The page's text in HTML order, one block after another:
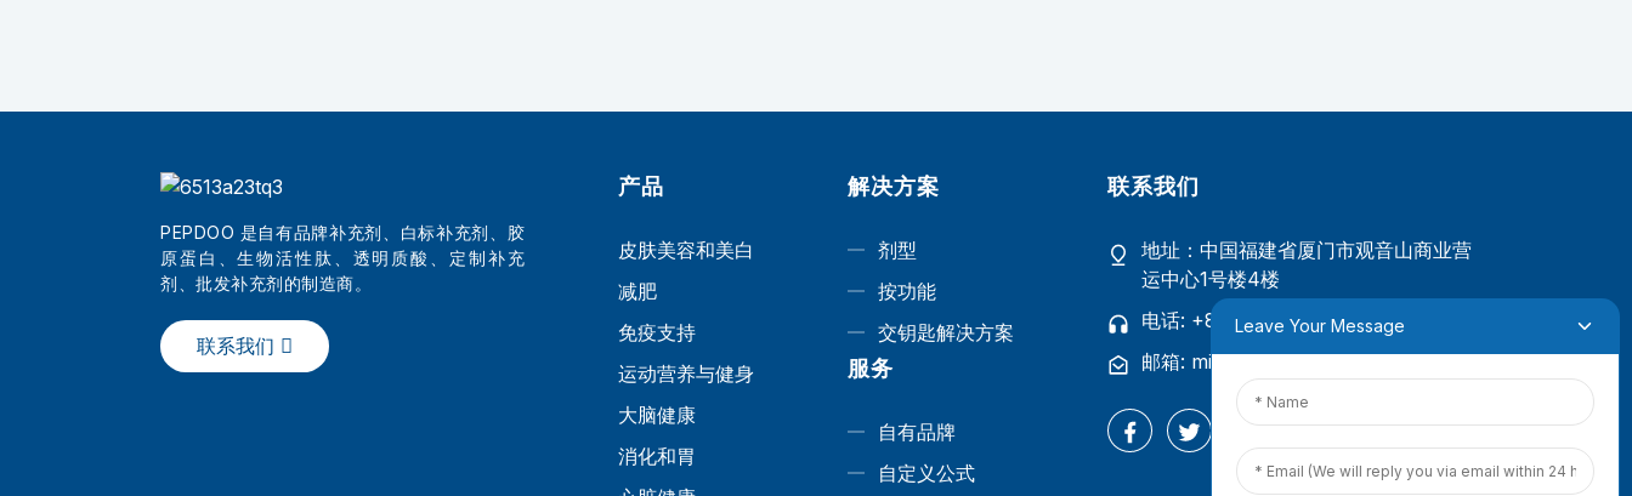
PEPDOO 是自有品牌补充剂、白标补充剂、胶
原蛋白、生物活性肽、透明质酸、定制补充
剂、批发补充剂的制造商。
联系我们
产品
皮肤美容和美白
减肥
免疫支持
运动营养与健身
大脑健康
消化和胃
解决方案
剂型
按功能
交钥匙解决方案
服务
自有品牌
自定义公式
联系我们
地址：中国福建省厦门市观音山商业营
运中心1号楼4楼
电话: +86 18965423693
邮箱: mina.cao@foxmail.com
Leave Your Message